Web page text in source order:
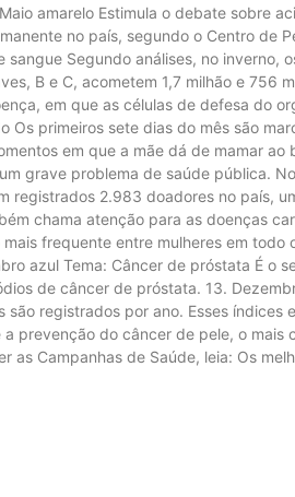
amarelo Estimula o debate sobre
no país, segundo o Centro de
Segundo análises, no
B e C, acometem 1,7 milhão e
em que as células de defesa do
Os primeiros sete dias do mês são
em que a mãe dá de mamar
grave problema de saúde pública.
registrados 2.983 doadores no país,
chama atenção para as doenças
frequente entre mulheres em
azul Tema: Câncer de próstata É
de câncer de próstata. 13.
registrados por ano. Esses
prevenção do câncer de pele, o
Campanhas de Saúde, leia: Os